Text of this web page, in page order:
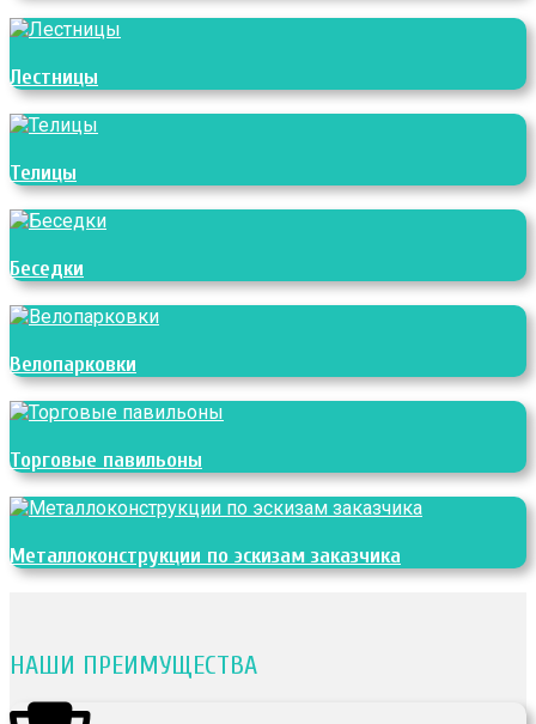
Лестницы
Телицы
Беседки
Велопарковки
Торговые павильоны
Металлоконструкции по эскизам заказчика
НАШИ ПРЕИМУЩЕСТВА